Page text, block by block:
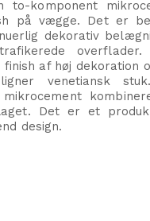
to-komponent
på vægge. Det er
dekorativ
overflader.
af høj dekoration
venetiansk
Det er et
design.